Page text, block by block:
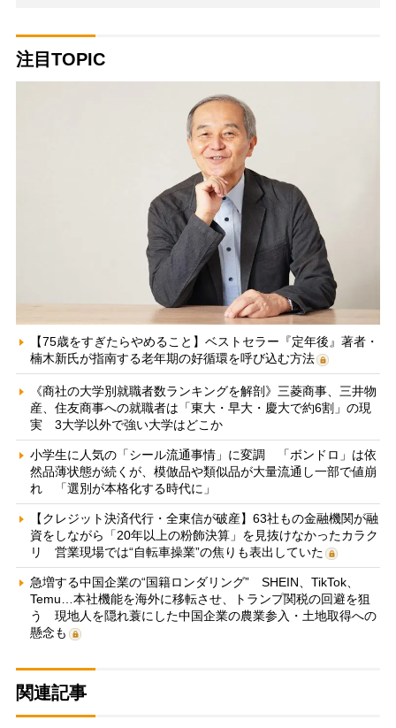
注目TOPIC
【75歳をすぎたらやめること】ベストセラー『定年後』著者・
楠木新氏が指南する老年期の好循環を呼び込む方法
《商社の大学別就職者数ランキングを解剖》三菱商事、三井物
産、住友商事への就職者は「東大・早大・慶大で約6割」の現
実 3大学以外で強い大学はどこか
小学生に人気の「シール流通事情」に変調 「ボンドロ」は依
然品薄状態が続くが、模倣品や類似品が大量流通し一部で値崩
れ 「選別が本格化する時代に」
【クレジット決済代行・全東信が破産】63社もの金融機関が融
資をしながら「20年以上の粉飾決算」を見抜けなかったカラク
リ 営業現場では“自転車操業”の焦りも表出していた
急増する中国企業の“国籍ロンダリング” SHEIN、TikTok、
Temu…本社機能を海外に移転させ、トランプ関税の回避を狙
う 現地人を隠れ蓑にした中国企業の農業参入・土地取得への
懸念も
関連記事